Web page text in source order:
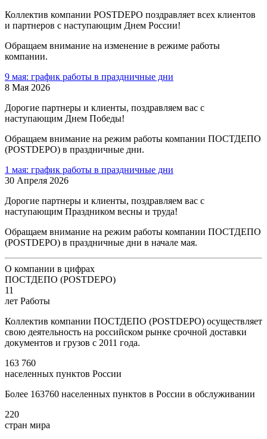
Коллектив компании POSTDEPO поздравляет всех клиентов
и партнеров с наступающим Днем России!
Обращаем внимание на изменение в режиме работы
компании.
9 мая: график работы в праздничные дни
8 Мая 2026
Дорогие партнеры и клиенты, поздравляем вас с
наступающим Днем Победы!
Обращаем внимание на режим работы компании ПОСТДЕПО
(POSTDEPO) в праздничные дни.
1 мая: график работы в праздничные дни
30 Апреля 2026
Дорогие партнеры и клиенты, поздравляем вас с
наступающим Праздником весны и труда!
Обращаем внимание на режим работы компании ПОСТДЕПО
(POSTDEPO) в праздничные дни в начале мая.
О компании в цифрах
ПОСТДЕПО (POSTDEPO)
11
лет Работы
Коллектив компании ПОСТДЕПО (POSTDEPO) осуществляет
свою деятельность на российском рынке срочной доставки
документов и грузов с 2011 года.
163 760
населенных пунктов России
Более 163760 населенных пунктов в России в обслуживании
220
стран мира